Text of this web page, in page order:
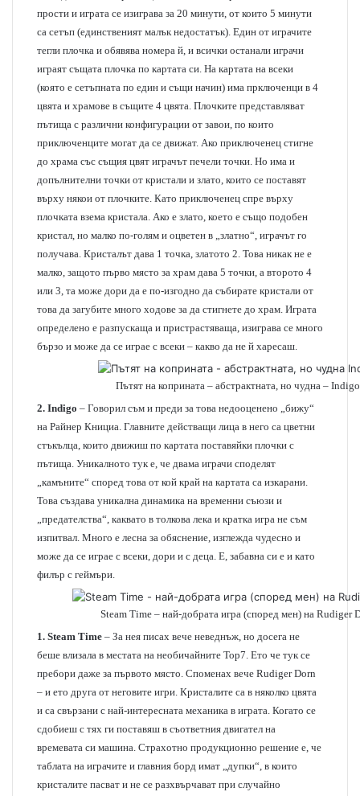
прости и играта се изиграва за 20 минути, от които 5 минути
са сетъп (единственият малък недостатък). Един от играчите
тегли плочка и обявява номера й, и всички останали играчи
играят същата плочка по картата си. На картата на всеки
(която е сетъпната по един и същи начин) има прключенци в 4
цвята и храмове в същите 4 цвята. Плочките представляват
пътища с различни конфигурации от завои, по които
приключенците могат да се движат. Ако приключенец стигне
до храма със същия цвят играчът печели точки. Но има и
допълнителни точки от кристали и злато, които се поставят
върху някои от плочките. Като приключенец спре върху
плочката взема кристала. Ако е злато, което е също подобен
кристал, но малко по-голям и оцветен в „златно“, играчът го
получава. Кристалът дава 1 точка, златото 2. Това никак не е
малко, защото първо място за храм дава 5 точки, а второто 4
или 3, та може дори да е по-изгодно да събирате кристали от
това да загубите много ходове за да стигнете до храм. Играта
определено е разпускаща и пристрастяваща, изиграва се много
бързо и може да се играе с всеки – какво да не й харесаш.
Пътят на коприната – абстрактната, но чудна – Indigo
2. Indigo – Говорил съм и преди за това недооценено „бижу“
на Райнер Книциа. Главните действащи лица в него са цветни
стъкълца, които движиш по картата поставяйки плочки с
пътища. Уникалното тук е, че двама играчи споделят
„камъните“ според това от кой край на картата са изкарани.
Това създава уникална динамика на временни съюзи и
„предателства“, каквато в толкова лека и кратка игра не съм
изпитвал. Много е лесна за обяснение, изглежда чудесно и
може да се играе с всеки, дори и с деца. Е, забавна си е и като
филър с геймъри.
Steam Time – най-добрата игра (според мен) на Rudiger
1. Steam Time – За нея писах вече неведнъж, но досега не
беше влизала в местата на необичайните Top7. Ето че тук се
пребори даже за първото място. Споменах вече Rudiger Dorn
– и ето друга от неговите игри. Кристалите са в няколко цвята
и са свързани с най-интересната механика в играта. Когато се
сдобиеш с тях ги поставяш в съответния двигател на
времевата си машина. Страхотно продукционно решение е, че
таблата на играчите и главния борд имат „дупки“, в които
кристалите пасват и не се разхвърчават при случайно